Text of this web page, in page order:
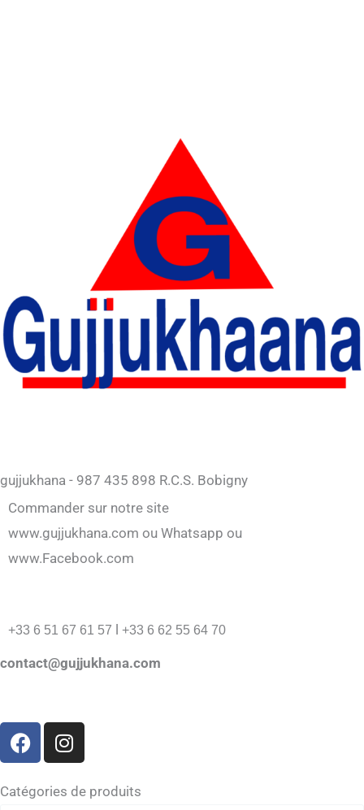
gujjukhana - 987 435 898 R.C.S. Bobigny
Commander sur notre site
www.gujjukhana.com ou Whatsapp ou
www.Facebook.com
+33 6 51 67 61 57 l +33 6 62 55 64 70
contact@gujjukhana.com
F
a
e
I
n
t
Catégories de produits